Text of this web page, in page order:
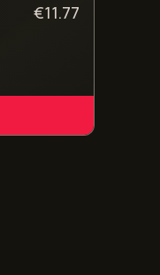
€11.77